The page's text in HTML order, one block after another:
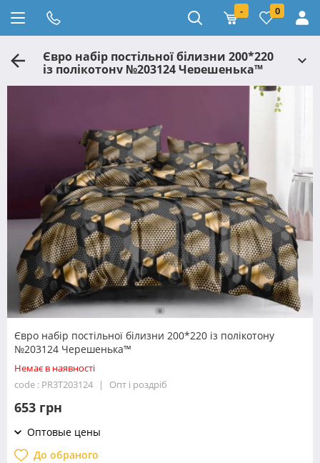
- 0
Євро набір постільної білизни 200*220
із полікотону №203124 Черешенька™
Євро набір постільної білизни 200*220 із полікотону
№203124 Черешенька™
Немає в наявності
code : PR3T203124
Опт і роздріб
653 грн
Оптовые цены
До обраного